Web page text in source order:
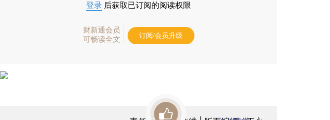
登录 后获取已订阅的阅读权限
财新通会员
可畅读全文
订阅/会员升级